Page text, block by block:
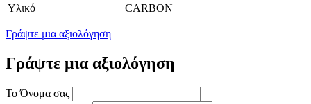
Υλικό
CARBON
Γράψτε μια αξιολόγηση
Γράψτε μια αξιολόγηση
Το Όνομα σας